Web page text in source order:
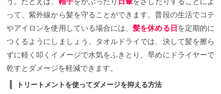
う。たとえば、 帽子をかぶったり 日傘をさしたりすることによ
って、紫外線から髪を守ることができます。普段の生活でコテ
やアイロンを使用している場合には、髪を休める日 を定期的に
つくるようにしましょう。タオルドライでは、決して髪を擦ら
ずに軽く叩くイメージで水気をふきとり、早めにドライヤーで
乾すとダメージを軽減できます。
トリートメントを使ってダメージを抑える方法